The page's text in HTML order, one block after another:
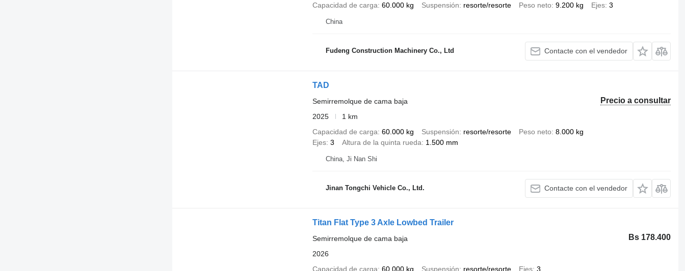
Capacidad de carga 60.000 kg Suspensión resorte/resorte Peso neto 9.200 kg Ejes 3
China
Fudeng Construction Machinery Co., Ltd Contacte con el vendedor
TAD
Precio a consultar
Semirremolque de cama baja
2025
1 km
Capacidad de carga 60.000 kg Suspensión resorte/resorte Peso neto 8.000 kg
Ejes 3 Altura de la quinta rueda 1.500 mm
China, Ji Nan Shi
Jinan Tongchi Vehicle Co., Ltd. Contacte con el vendedor
Titan Flat Type 3 Axle Lowbed Trailer
Bs 178.400
Semirremolque de cama baja
2026
Capacidad de carga 60.000 kg Suspensión resorte/resorte Ejes 3